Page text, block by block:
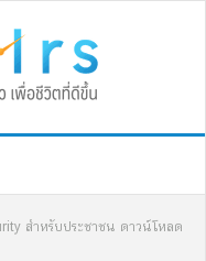
สำหรับประชาชน ดาวน์โหลด